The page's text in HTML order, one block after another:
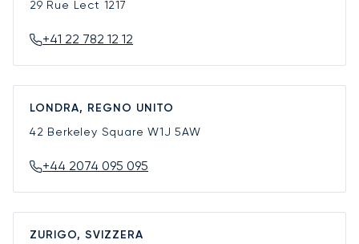
29 Rue Lect 1217
+41 22 782 12 12
LONDRA, REGNO UNITO
42 Berkeley SquareW1J 5AW
+44 2074 095 095
ZURIGO, SVIZZERA